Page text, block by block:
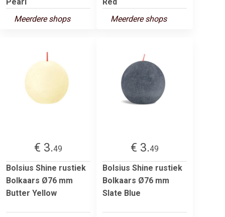
Meerdere shops
Meerdere shops
€ 3.49
Bolsius Shine rustiek
Bolkaars Ø76 mm
Butter Yellow
€ 3.49
Bolsius Shine rustiek
Bolkaars Ø76 mm
Slate Blue